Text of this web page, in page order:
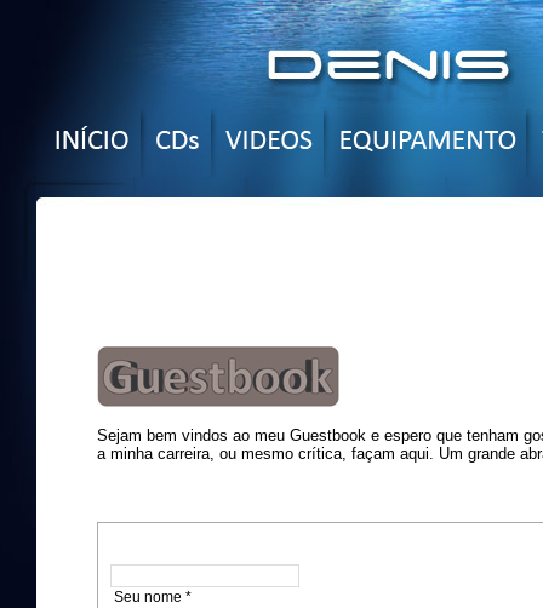
Sejam bem vindos ao meu Guestbook e espero que tenham
a minha carreira, ou mesmo crítica, façam aqui. Um grande
Seu nome *